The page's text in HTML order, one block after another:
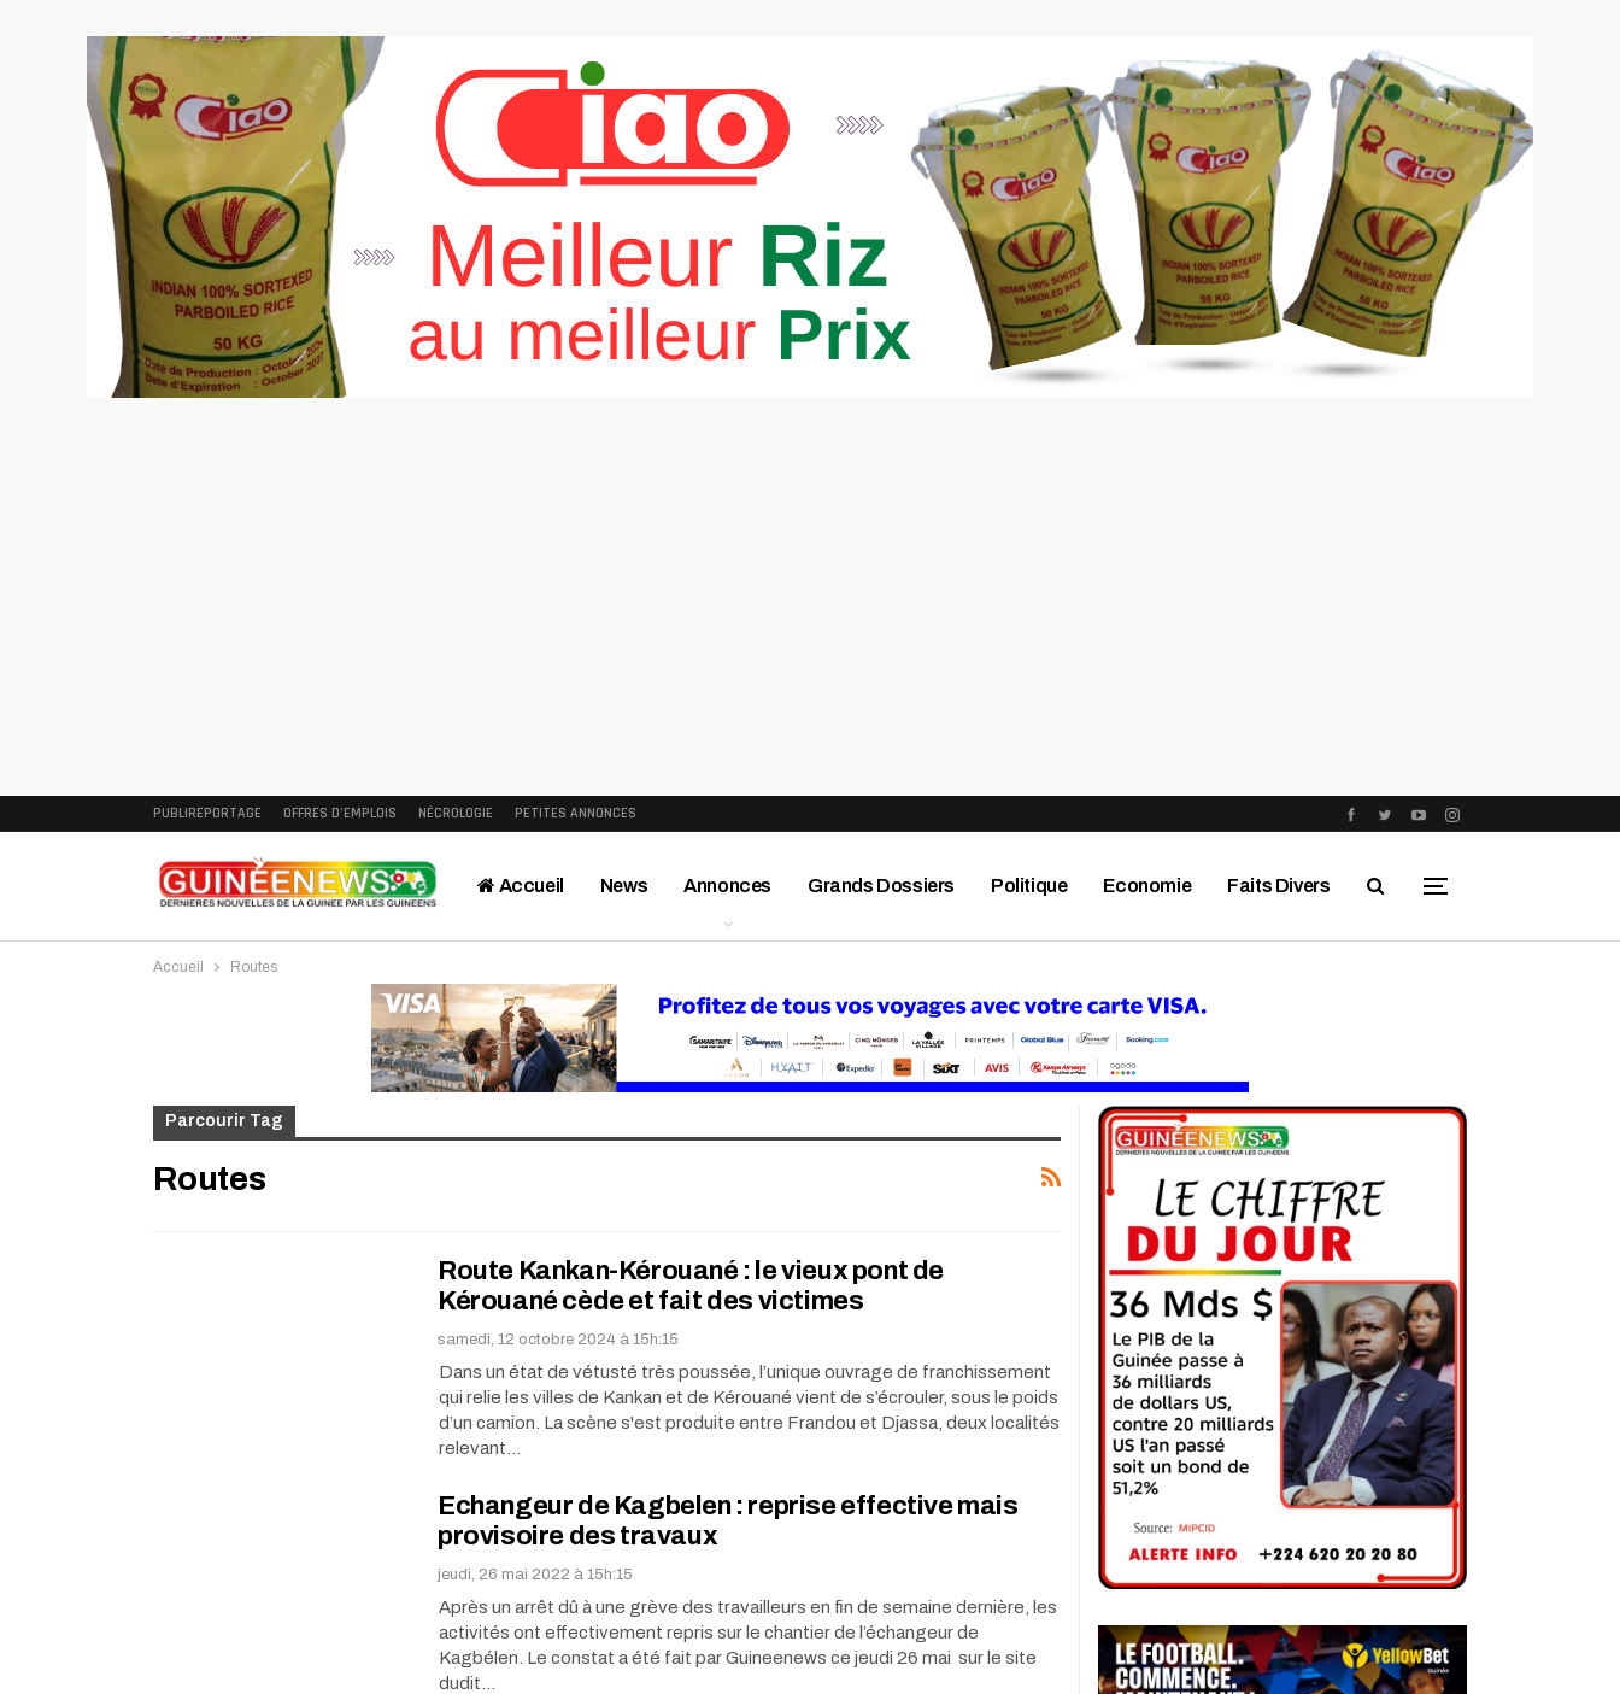
PUBLIREPORTAGE OFFRES D’EMPLOIS NÉCROLOGIE PETITES ANNONCES
Accueil News Annonces Grands Dossiers Politique Economie Faits Divers
Interviews Publireportage Région
Accueil Routes
Parcourir Tag
Routes
Route Kankan-Kérouané : le vieux pont de
Kérouané cède et fait des victimes
samedi, 12 octobre 2024 à 15h:15
Dans un état de vétusté très poussée, l’unique ouvrage de franchissement
qui relie les villes de Kankan et de Kérouané vient de s’écrouler, sous le poids
d’un camion. La scène s'est produite entre Frandou et Djassa, deux localités
relevant…
Echangeur de Kagbelen : reprise effective mais
provisoire des travaux
jeudi, 26 mai 2022 à 15h:15
Après un arrêt dû à une grève des travailleurs en fin de semaine dernière, les
activités ont effectivement repris sur le chantier de l’échangeur de
Kagbélen. Le constat a été fait par Guineenews ce jeudi 26 mai sur le site
dudit…